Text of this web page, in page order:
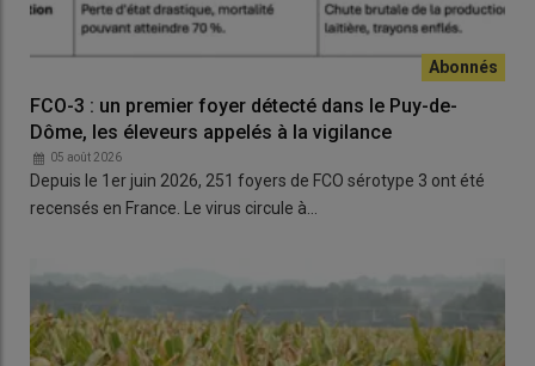
FCO-3 : un premier foyer détecté dans le Puy-de-
Dôme, les éleveurs appelés à la vigilance
05 août 2026
Depuis le 1er juin 2026, 251 foyers de FCO sérotype 3 ont été
recensés en France. Le virus circule à…